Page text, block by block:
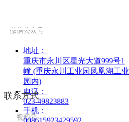
微信公众号
视频号
地址：
重庆市永川区星光大道999号1
幢 (重庆永川工业园凤凰湖工业
园内)
电话：
023-49823883
手机：
008615923429592
联系方式